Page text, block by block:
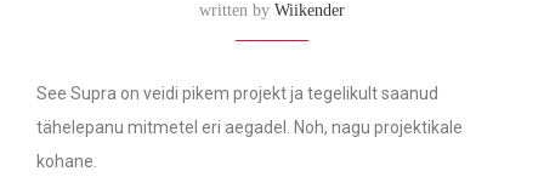
written by Wiikender
See Supra on veidi pikem projekt ja tegelikult saanud
tähelepanu mitmetel eri aegadel. Noh, nagu projektikale
kohane.